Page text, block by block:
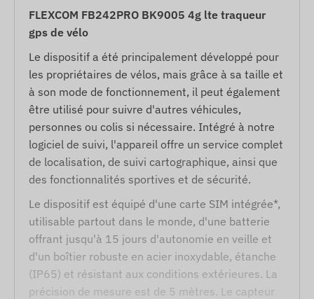
FLEXCOM FB242PRO BK9005 4g lte traqueur
gps de vélo
Le dispositif a été principalement développé pour
les propriétaires de vélos, mais grâce à sa taille et
à son mode de fonctionnement, il peut également
être utilisé pour suivre d'autres véhicules,
personnes ou colis si nécessaire. Intégré à notre
logiciel de suivi, l'appareil offre un service complet
de localisation, de suivi cartographique, ainsi que
des fonctionnalités sportives et de sécurité.
Le dispositif est équipé d'une carte SIM intégrée*,
utilisable partout dans le monde, d'une batterie
offrant jusqu'à 15 jours d'autonomie en veille et
d'un boîtier robuste en acier inoxydable, étanche
(IP65) et résistant aux conditions extérieures. La
précision de mesure est de 5 mètres. Le capteur